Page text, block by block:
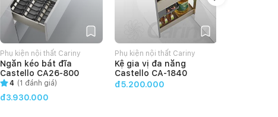
Phụ kiện nội thất Cariny
Ngăn kéo bát đĩa
Castello CA26-800
4 (1 đánh giá)
đ3.930.000
Phụ kiện nội thất Cariny
Kệ gia vị đa năng
Castello CA-1840
đ5.200.000